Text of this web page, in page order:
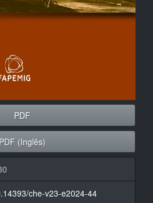
PDF
PDF (Inglês)
che-v23-e2024-44